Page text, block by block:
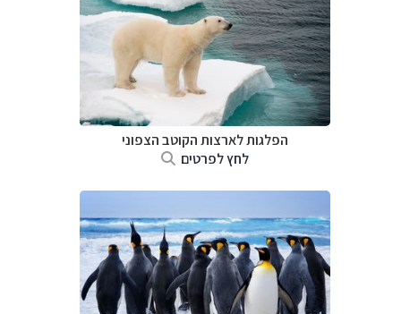
הפלגות לארצות הקוטב הצפוני
לחץ לפרטים